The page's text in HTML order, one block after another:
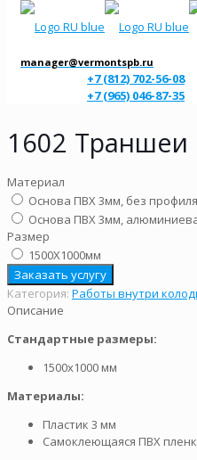
manager@vermontspb.ru
+7 (812) 702-56-08
+7 (965) 046-87-35
1602 Траншеи
Материал
Основа ПВХ 3мм, без профиля
Основа ПВХ 3мм,
Размер
1500Х1000мм
Заказать услугу
Категория: Работы внутри
Описание
Стандартные размеры:
1500х1000 мм
Материалы:
Пластик 3 мм
Самоклеющаяся ПВХ